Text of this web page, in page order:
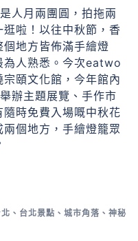
人月兩團圓，拍拖兩
啦！以往中秋節，香
地方皆佈滿手繪燈
為人熟悉。今次eatwo
頤文化館，今年館內
辦主題展覽、手作市
時免費入場嘅中秋花
個地方，手繪燈籠眾
、 台北景點 、 城市角落 、 神秘